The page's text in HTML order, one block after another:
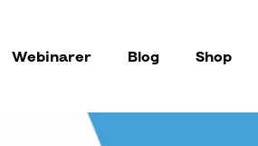
Webinarer Blog Shop